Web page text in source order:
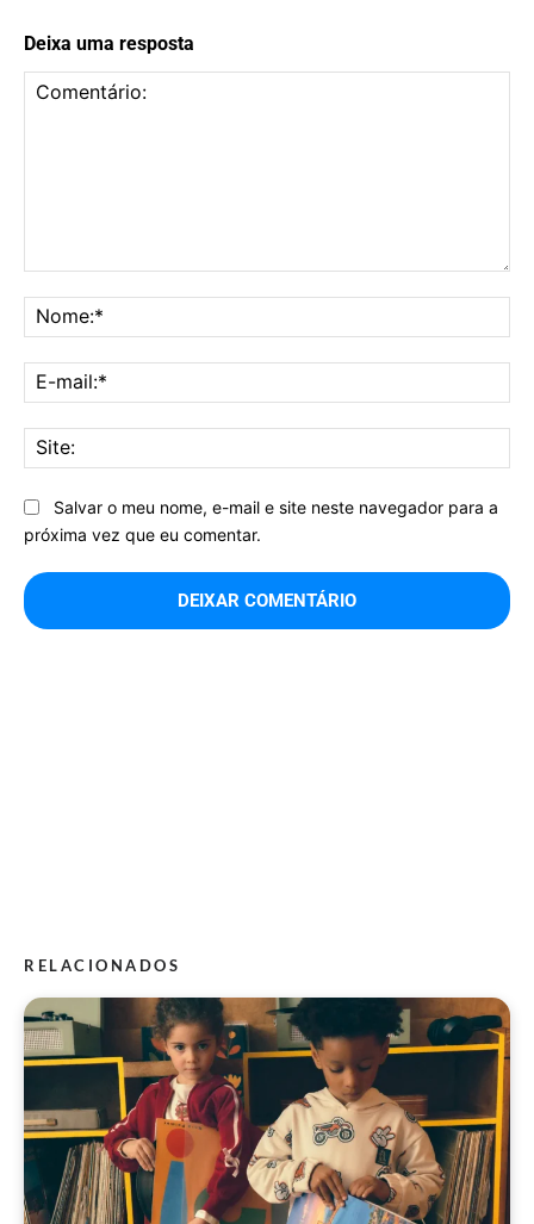
Deixa uma resposta
Salvar o meu nome, e-mail e site neste navegador para a
próxima vez que eu comentar.
RELACIONADOS